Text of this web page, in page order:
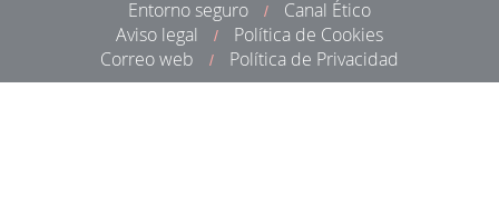
Entorno seguro
/
Canal Ético
Aviso legal
/
Política de Cookies
Correo web
/ Política de Privacidad